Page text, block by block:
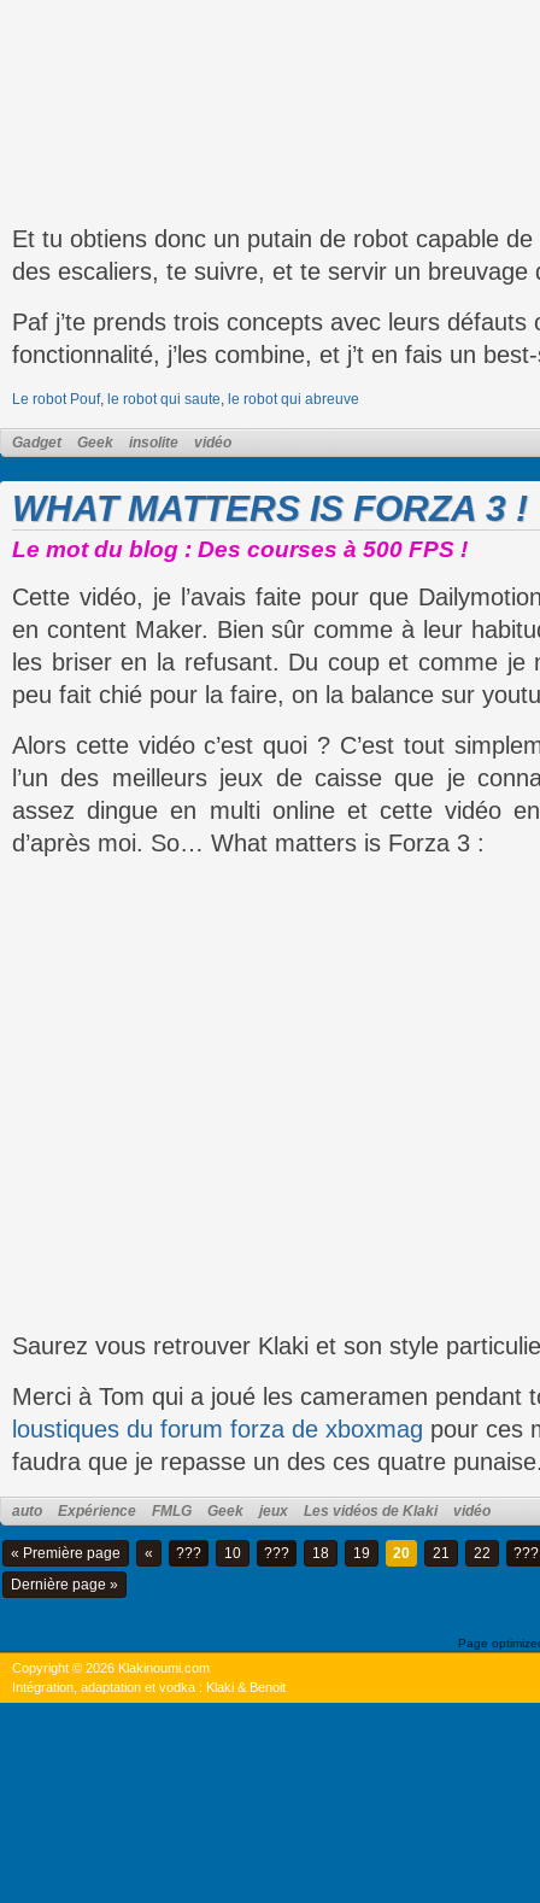
Et tu obtiens donc un putain de robot capable
des escaliers, te suivre, et te servir un breuvage
Paf j’te prends trois concepts avec leurs défauts
fonctionnalité, j’les combine, et j’t en fais un
Le robot Pouf, le robot qui saute, le robot qui abreuve
Gadget Geek insolite vidéo
WHAT MATTERS IS FORZA 3 !
Le mot du blog : Des courses à 500 FPS !
Cette vidéo, je l’avais faite pour que
en content Maker. Bien sûr comme à leur
les briser en la refusant. Du coup et comme je
peu fait chié pour la faire, on la balance sur
Alors cette vidéo c’est quoi ? C’est tout
l’un des meilleurs jeux de caisse que je
assez dingue en multi online et cette vidéo
d’après moi. So… What matters is Forza 3 :
Saurez vous retrouver Klaki et son style
Merci à Tom qui a joué les cameramen pendant
loustiques du forum forza de xboxmag pour ces
faudra que je repasse un des ces quatre
auto Expérience FMLG Geek jeux Les vidéos de Klaki vidéo
« Première page « ??? 10 ??? 18 19 20 21 22
???
Dernière page »
Page
Copyright © 2026 Klakinoumi.com
Intégration, adaptation et vodka : Klaki & Benoit